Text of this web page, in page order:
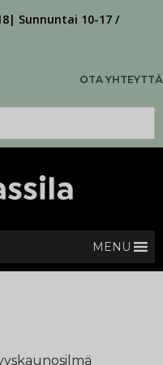
Sunnuntai 10-17 /
OTA YHTEYTTÄ
MENU